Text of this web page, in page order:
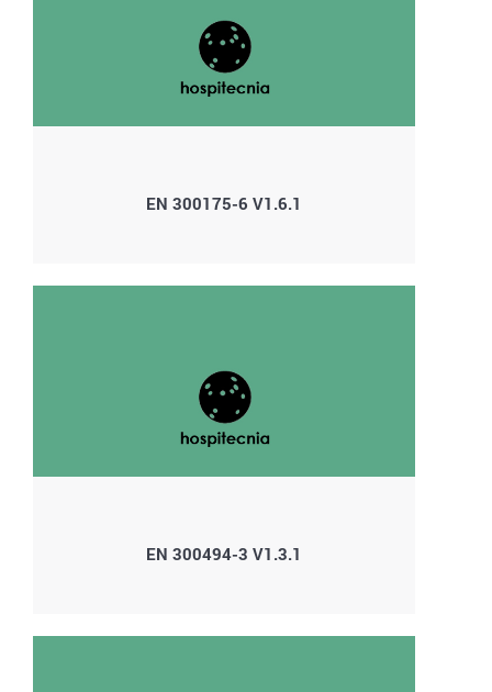
EN 300175-6 V1.6.1
EN 300494-3 V1.3.1